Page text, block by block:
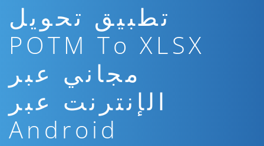
تطبيق تحويل
POTM To XLSX
مجاني عبر
الإنترنت عبر
Android